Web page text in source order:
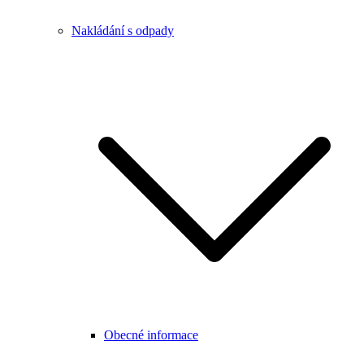
Nakládání s odpady
Obecné informace